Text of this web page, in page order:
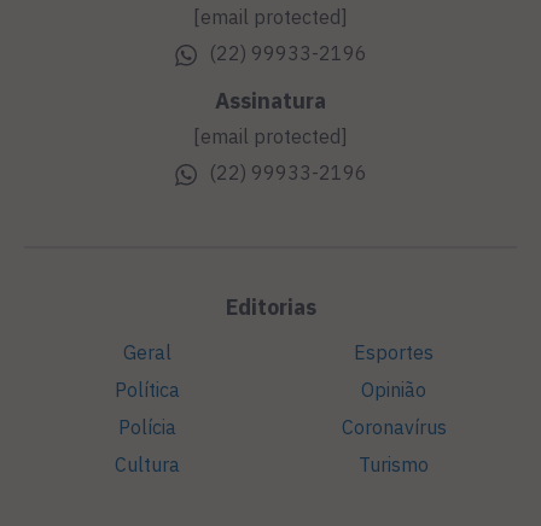
[email protected]
(22) 99933-2196
Assinatura
[email protected]
(22) 99933-2196
Editorias
Geral
Política
Polícia
Cultura
Esportes
Opinião
Coronavírus
Turismo